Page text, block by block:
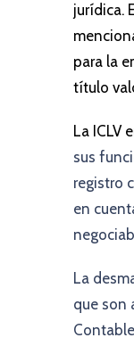
jurídica.
para la
título
La ICLV
sus
registro
en
La
que son